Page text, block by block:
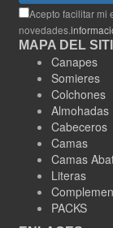
Acepto facilitar mi
novedades.
MAPA DEL
Canapes
Somieres
Colchones
Almohadas
Cabeceros
Camas
Camas
Literas
PACKS